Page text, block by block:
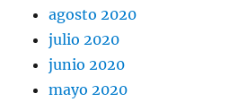
agosto 2020
julio 2020
junio 2020
mayo 2020